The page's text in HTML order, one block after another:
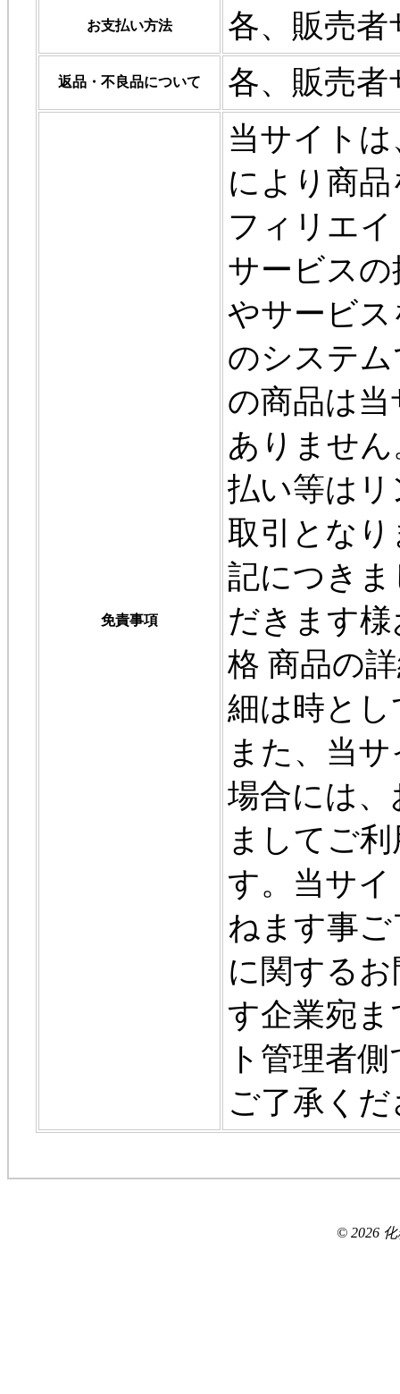
お支払い方法 各、販売
返品・不良品について 各、販売
免責事項
当サイト
により商
フィリエ
サービス
やサービ
のシステ
の商品は
ありませ
払い等は
取引とな
記につき
だきます
格 商品の
細は時と
また、当
場合には
ましてご
す。当サ
ねます事
に関する
す企業宛
ト管理者
ご了承く
© 2026 化